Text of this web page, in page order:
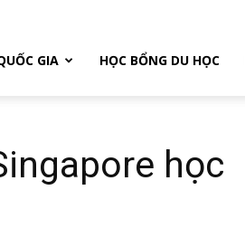
GIA HỌC BỔNG DU HỌC
học